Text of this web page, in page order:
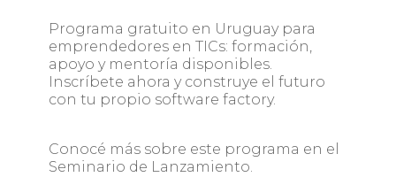
Programa gratuito en Uruguay para
emprendedores en TICs: formación,
apoyo y mentoría disponibles.
Inscríbete ahora y construye el futuro
con tu propio software factory.
Conocé más sobre este programa en el
Seminario de Lanzamiento.